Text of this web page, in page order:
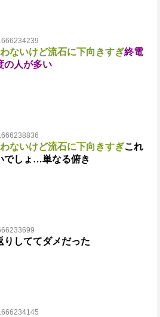
ないけど流石に下向きすぎ終電
の人が多い
ないけど流石に下向きすぎこれ
でしょ…単なる俯き
りしててダメだった